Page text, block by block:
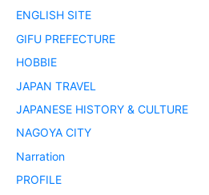
ENGLISH SITE
GIFU PREFECTURE
HOBBIE
JAPAN TRAVEL
JAPANESE HISTORY & CULTURE
NAGOYA CITY
Narration
PROFILE